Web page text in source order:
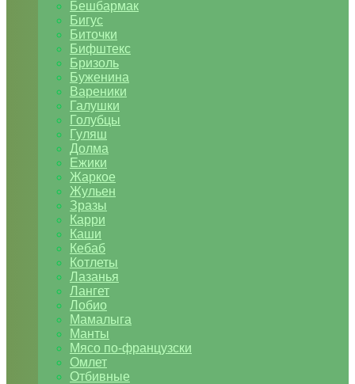
Бешбармак
Бигус
Биточки
Бифштекс
Бризоль
Буженина
Вареники
Галушки
Голубцы
Гуляш
Долма
Ежики
Жаркое
Жульен
Зразы
Карри
Каши
Кебаб
Котлеты
Лазанья
Лангет
Лобио
Мамалыга
Манты
Мясо по-французски
Омлет
Отбивные